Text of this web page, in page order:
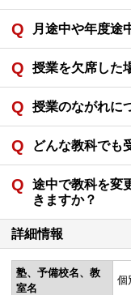
月途中や年度途
授業を欠席した
授業のながれに
どんな教科でも
途中で教科を変
きますか？
詳細情報
塾、予備校名、教
室名
個